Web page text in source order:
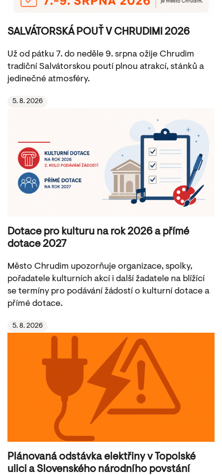
SALVÁTORSKÁ POUŤ V CHRUDIMI 2026
Už od pátku 7. do neděle 9. srpna ožije Chrudim
tradiční Salvátorskou poutí plnou atrakcí, stánků a
jedinečné atmosféry.
5. 8. 2026
Dotace pro kulturu na rok 2026 a přímé
dotace 2027
Město Chrudim upozorňuje organizace, spolky,
pořadatele kulturních akcí i další žadatele na blížící
se termíny pro podávání žádostí o kulturní dotace a
přímé dotace.
5. 8. 2026
Plánovaná odstávka elektřiny v Topolské
ulici a Slovenského národního povstání